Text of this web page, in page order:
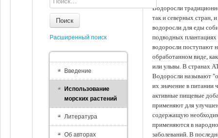
Водоросли
так и северных стран,
водоросли для еды
подводных
водоросли поступают
обработанном виде,
или ульвы. В странах
Водоросли называют
их значение в питании
активные пищевые
применяют для
содержащую
применяются в
заболеваний. В
Поиск
Расширенный поиск
Введение
Использование
морских растений
Литература
Об авторах